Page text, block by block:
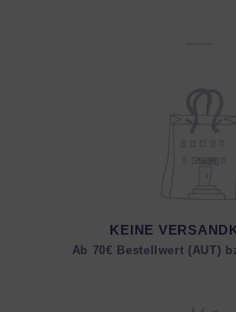
KEINE
Ab 70€ Bestellwert (AUT)